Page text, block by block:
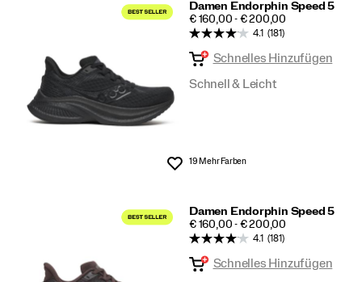
Damen Endorphin Speed 5
PRICE
€ 160,00 - € 200,00
Wunschliste
4.1 (181)
Schnelles Hinzufügen
Schnell & Leicht
19 Mehr Farben
Damen Endorphin Speed 5
PRICE
€ 160,00 - € 200,00
4.1 (181)
Schnelles Hinzufügen